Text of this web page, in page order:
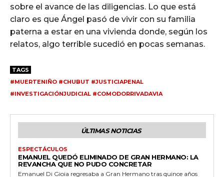
sobre el avance de las diligencias. Lo que está
claro es que Ángel pasó de vivir con su familia
paterna a estar en una vivienda donde, según los
relatos, algo terrible sucedió en pocas semanas.
TAGS
#MUERTENIÑO #CHUBUT #JUSTICIAPENAL
#INVESTIGACIÓNJUDICIAL #COMODORRIVADAVIA
ÚLTIMAS NOTICIAS
ESPECTÁCULOS
EMANUEL QUEDÓ ELIMINADO DE GRAN HERMANO: LA
REVANCHA QUE NO PUDO CONCRETAR
Emanuel Di Gioia regresaba a Gran Hermano tras quince años